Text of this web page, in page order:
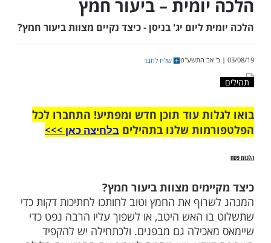
– ביעור חמץ
ליום יג' בניסן - כיצד נקיים מצוות ביעור חמץ?
שלח לחבר
שלנו בתהיליםבלחיצה כאן >>>​